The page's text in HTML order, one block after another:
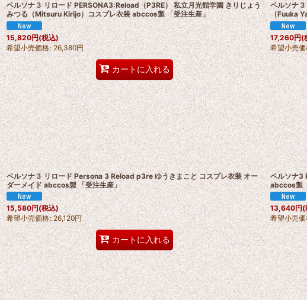
ペルソナ３ リロード PERSONA3:Reload（P3RE） 私立月光館学園 きりじょう
みつる（Mitsuru Kirijo）コスプレ衣装 abccos製 「受注生産」
15,820円(税込)
希望小売価格: 26,380円
カートに入れる
ペルソナ
（Fuuka
17,260円(
希望小売価
ペルソナ３ リロード Persona 3 Reload p3re ゆうきまこと コスプレ衣装 オー
ダーメイド abccos製 「受注生産」
15,580円(税込)
希望小売価格: 26,120円
カートに入れる
ペルソナ3
abccos製
13,640円(
希望小売価